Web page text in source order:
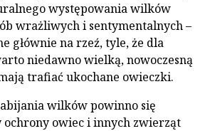
występowania wilków
wrażliwych i sentymentalnych –
głównie na rzeź, tyle, że dla
niedawno wielką, nowoczesną
trafiać ukochane owieczki.
wilków powinno się
ochrony owiec i innych zwierząt